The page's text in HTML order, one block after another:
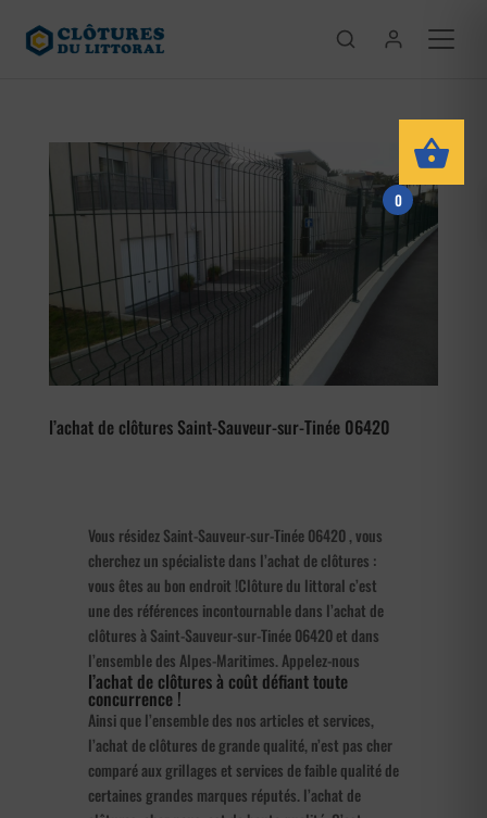
l’achat de clôtures Saint-Sauveur-sur-Tinée 06420
Vous résidez Saint-Sauveur-sur-Tinée 06420 , vous
cherchez un spécialiste dans l’achat de clôtures :
vous êtes au bon endroit !Clôture du littoral c’est
une des références incontournable dans l’achat de
clôtures à Saint-Sauveur-sur-Tinée 06420 et dans
l’ensemble des Alpes-Maritimes. Appelez-nous
l’achat de clôtures à coût défiant toute
concurrence !
Ainsi que l’ensemble des nos articles et services,
l’achat de clôtures de grande qualité, n’est pas cher
comparé aux grillages et services de faible qualité de
certaines grandes marques réputés. l’achat de
0